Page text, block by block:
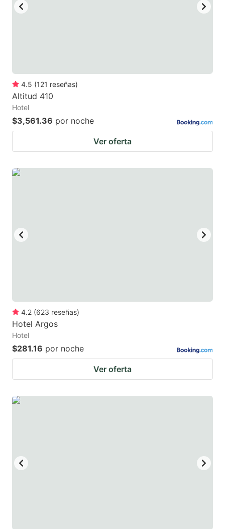
dates.
dates.
4.5 (121 reseñas)
Altitud 410
Hotel
$3,561.36 por noche
Ver oferta
4.2 (623 reseñas)
Hotel Argos
Hotel
$281.16 por noche
Ver oferta